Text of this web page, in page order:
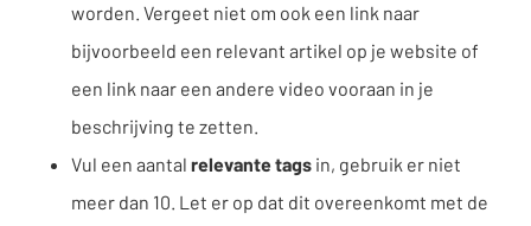
worden. Vergeet niet om ook een link naar
bijvoorbeeld een relevant artikel op je website of
een link naar een andere video vooraan in je
beschrijving te zetten.
Vul een aantal relevante tags in, gebruik er niet
meer dan 10. Let er op dat dit overeenkomt met de